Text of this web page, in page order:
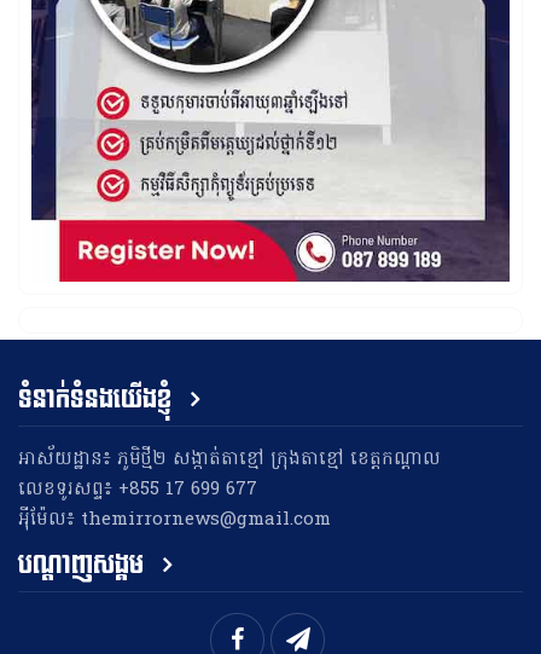
ទំនាក់ទំនងយើងខ្ញុំ
អាស័យដ្ឋាន៖ ភូមិថ្មី២ សង្កាត់តាខ្មៅ ក្រុងតាខ្មៅ ខេត្តកណ្តាល
លេខទូរសព្ទ៖ +855 17 699 677
អុីម៉ែល៖ themirrornews@gmail.com
បណ្តាញសង្គម